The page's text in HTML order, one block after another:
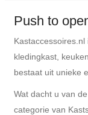
Push to
Kastaccessoires.nl
kledingkast,
bestaat uit unieke
Wat dacht u van
categorie van